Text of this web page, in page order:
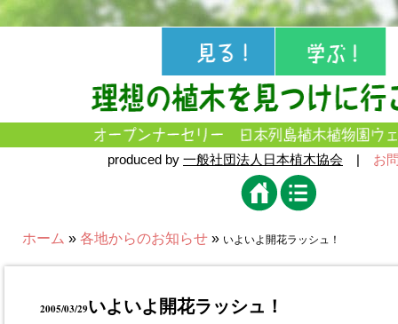
produced by 一般社団法人日本植木協会 | お
ホーム » 各地からのお知らせ » いよいよ開花ラッシュ！
2005/03/29いよいよ開花ラッシュ！